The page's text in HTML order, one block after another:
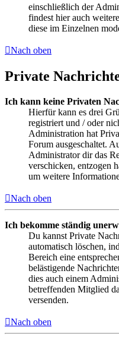
einschließlich der
findest hier auch
diese im Einzelnen
Nach oben
Private
Ich kann keine Privaten
Hierfür kann es drei
registriert und / oder
Administration hat
Forum ausgeschaltet.
Administrator dir das
verschicken, entzogen
um weitere
Nach oben
Ich bekomme ständig
Du kannst Private
automatisch löschen,
Bereich eine
belästigende
dies auch einem
betreffenden Mitglied
versenden.
Nach oben